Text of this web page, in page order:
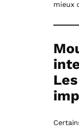
mieux